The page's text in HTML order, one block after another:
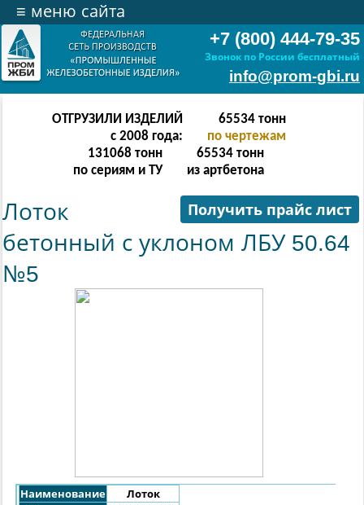
+7 (800) 444-79-35
Звонок по России бесплатный
info@prom-gbi.ru
≡ меню сайта
ОТГРУЗИЛИ ИЗДЕЛИЙ
с 2008 года:
131070тонн
по чертежам
238342 тонн
по сериям и ТУ
131070 тонн
из артбетона
Получить прайс лист
Лоток
бетонный с уклоном ЛБУ 50.64
№5
Наименование
Лоток